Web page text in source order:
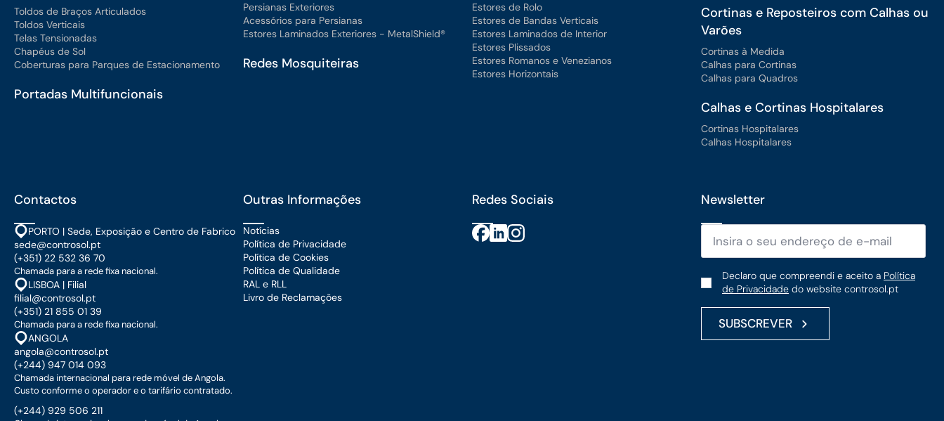
Toldos de Braços Articulados
Toldos Verticais
Telas Tensionadas
Chapéus de Sol
Coberturas para Parques de Estacionamento
Portadas Multifuncionais
Persianas Exteriores
Acessórios para Persianas
Estores Laminados Exteriores - MetalShield®
Redes Mosquiteiras
Estores de Rolo
Estores de Bandas Verticais
Estores Laminados de Interior
Estores Plissados
Estores Romanos e Venezianos
Estores Horizontais
Cortinas e Reposteiros com Calhas ou
Varões
Cortinas à Medida
Calhas para Cortinas
Calhas para Quadros
Calhas e Cortinas Hospitalares
Cortinas Hospitalares
Calhas Hospitalares
Contactos
PORTO | Sede, Exposição e Centro de Fabrico
sede@controsol.pt
(+351) 22 532 36 70
Chamada para a rede fixa nacional.
LISBOA | Filial
filial@controsol.pt
(+351) 21 855 01 39
Chamada para a rede fixa nacional.
ANGOLA
angola@controsol.pt
(+244) 947 014 093
Chamada internacional para rede móvel de Angola.
Custo conforme o operador e o tarifário contratado.
(+244) 929 506 211
Outras Informações
Notícias
Política de Privacidade
Política de Cookies
Política de Qualidade
RAL e RLL
Livro de Reclamações
Redes Sociais Newsletter
Email
Política
de
Privacidade
Declaro que compreendi e aceito a Política
de Privacidade do website controsol.pt
SUBSCREVER